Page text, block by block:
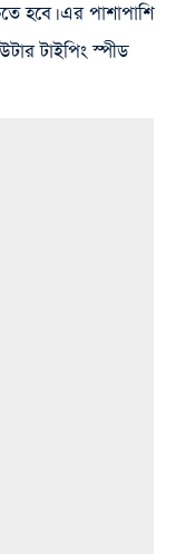
হবে। এর পাশাপাশি
টাইপিং স্পীড